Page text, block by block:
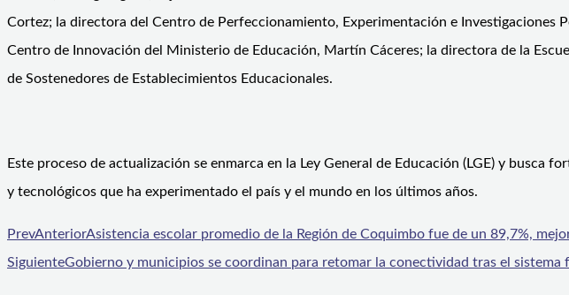
Cortez; la directora del Centro de Perfeccionamiento, Experimentación e Investigaciones
Centro de Innovación del Ministerio de Educación, Martín Cáceres; la directora de la
de Sostenedores de Establecimientos Educacionales.
Este proceso de actualización se enmarca en la Ley General de Educación (LGE) y
y tecnológicos que ha experimentado el país y el mundo en los últimos años.
PrevAnteriorAsistencia escolar promedio de la Región de Coquimbo fue de un 89,7%,
SiguienteGobierno y municipios se coordinan para retomar la conectividad tras el sistema